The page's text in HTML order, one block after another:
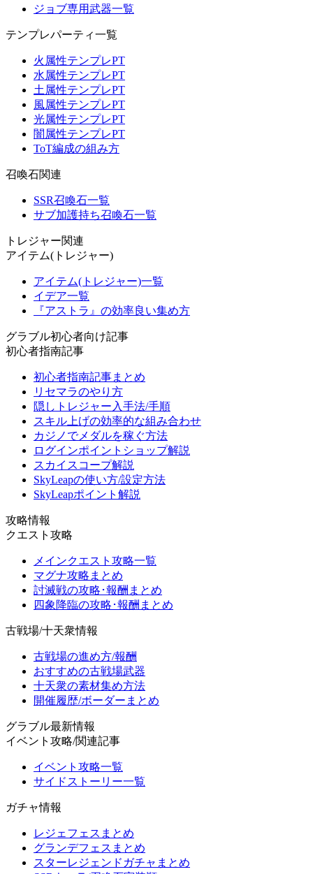
ジョブ専用武器一覧
テンプレパーティ一覧
火属性テンプレPT
水属性テンプレPT
土属性テンプレPT
風属性テンプレPT
光属性テンプレPT
闇属性テンプレPT
ToT編成の組み方
召喚石関連
SSR召喚石一覧
サブ加護持ち召喚石一覧
トレジャー関連
アイテム(トレジャー)
アイテム(トレジャー)一覧
イデア一覧
『アストラ』の効率良い集め方
グラブル初心者向け記事
初心者指南記事
初心者指南記事まとめ
リセマラのやり方
隠しトレジャー入手法/手順
スキル上げの効率的な組み合わせ
カジノでメダルを稼ぐ方法
ログインポイントショップ解説
スカイスコープ解説
SkyLeapの使い方/設定方法
SkyLeapポイント解説
攻略情報
クエスト攻略
メインクエスト攻略一覧
マグナ攻略まとめ
討滅戦の攻略･報酬まとめ
四象降臨の攻略･報酬まとめ
古戦場/十天衆情報
古戦場の進め方/報酬
おすすめの古戦場武器
十天衆の素材集め方法
開催履歴/ボーダーまとめ
グラブル最新情報
イベント攻略/関連記事
イベント攻略一覧
サイドストーリー一覧
ガチャ情報
レジェフェスまとめ
グランデフェスまとめ
スターレジェンドガチャまとめ